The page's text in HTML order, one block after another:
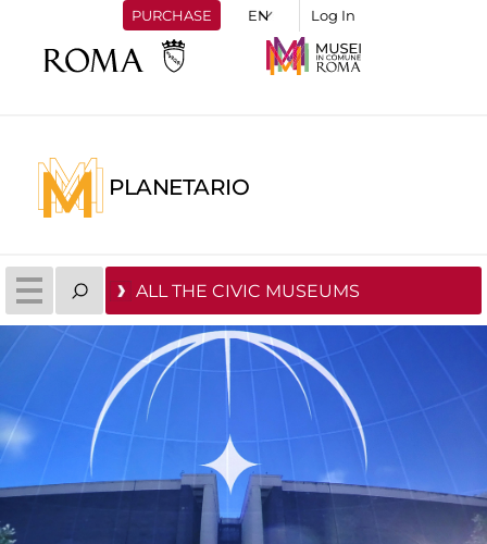
PURCHASE Log In
PLANETARIO
ALL THE CIVIC MUSEUMS